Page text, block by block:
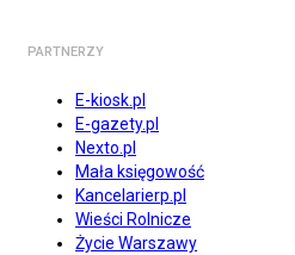
PARTNERZY
E-kiosk.pl
E-gazety.pl
Nexto.pl
Mała księgowość
Kancelarierp.pl
Wieści Rolnicze
Życie Warszawy